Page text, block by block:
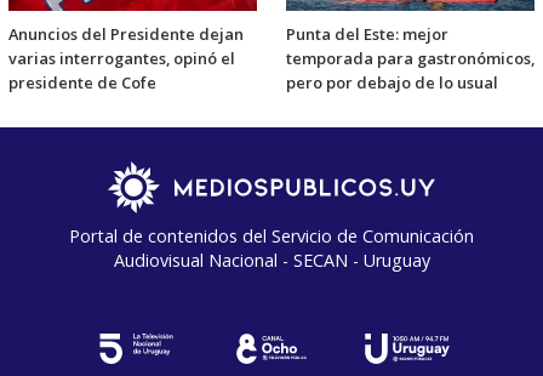
Anuncios del Presidente dejan
varias interrogantes, opinó el
presidente de Cofe
Punta del Este: mejor
temporada para gastronómicos,
pero por debajo de lo usual
Portal de contenidos del Servicio de Comunicación
Audiovisual Nacional - SECAN - Uruguay